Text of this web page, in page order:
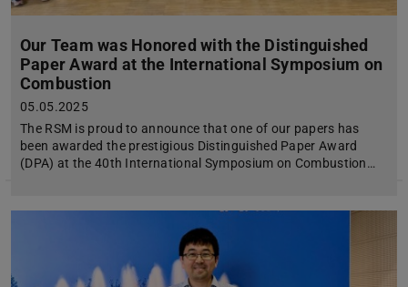
Our Team was Honored with the Distinguished
Paper Award at the International Symposium on
Combustion
05.05.2025
The RSM is proud to announce that one of our papers has
been awarded the prestigious Distinguished Paper Award
(DPA) at the 40th International Symposium on Combustion…